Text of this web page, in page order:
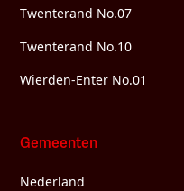
Twenterand No.07
Twenterand No.10
Wierden-Enter No.01
Gemeenten
Nederland